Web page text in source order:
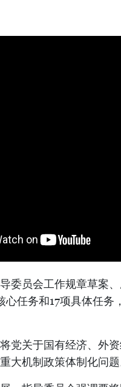
委员会工作规章草案
心任务和17项具体任
党关于国有经济、外
大机制政策体制化问题